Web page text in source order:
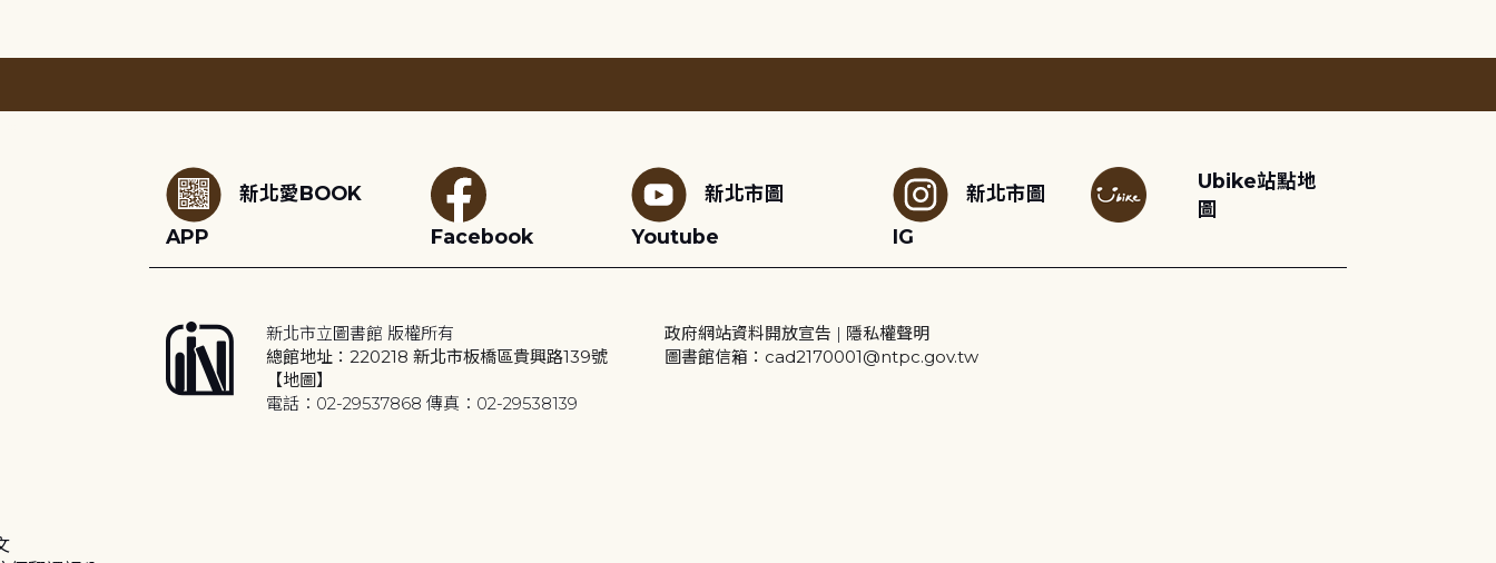
新北愛BOOK
APP
Facebook
新北市圖
Youtube
新北市圖
IG
Ubike站點地
圖
新北市立圖書館 版權所有
總館地址：220218 新北市板橋區貴興路139號
【地圖】
電話：02-29537868 傳真：02-29538139
政府網站資料開放宣告 | 隱私權聲明
圖書館信箱：cad2170001@ntpc.gov.tw